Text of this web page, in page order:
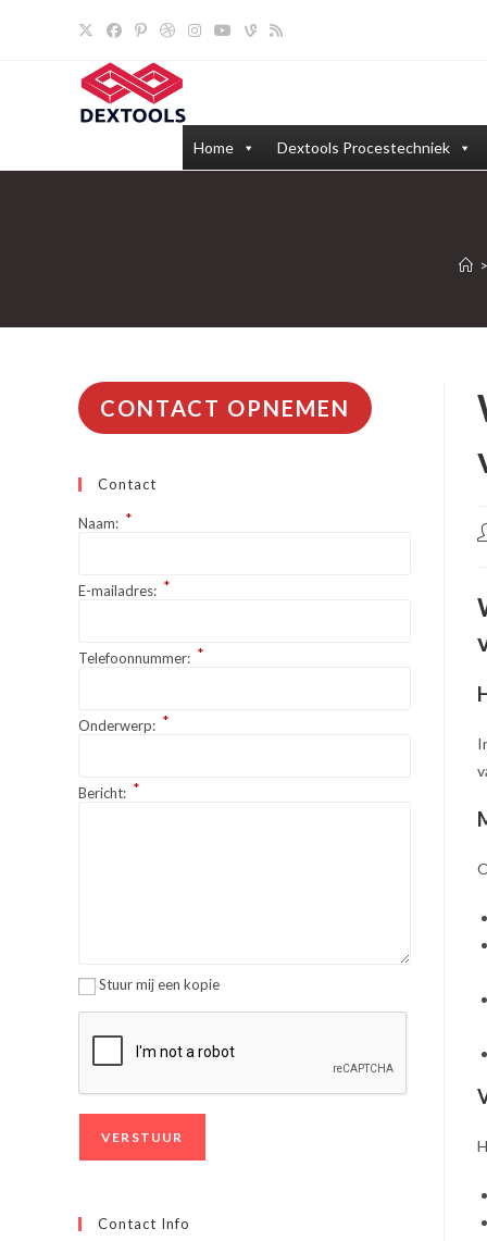
Home Dextools Procestechniek
>
CONTACT OPNEMEN
Contact
Naam: *
E-mailadres: *
Telefoonnummer: *
Onderwerp: *
Bericht: *
Stuur mij een kopie
Contact Info